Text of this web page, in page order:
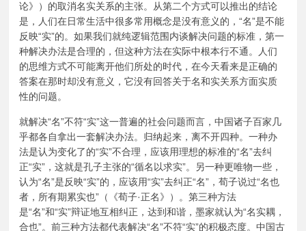
论》）的取消名实关系的主张。从第二个方式可以推出的结论
是，人们在日常生活中很多常用概念是没有意义的，“名”是不能
反映“实”的。如果我们就纯逻辑范围内谈解决问题的标准，第一
种解决办法是合理的，但这种方法在实际中根本行不通。人们
的思维方式不可能离开他们所处的时代，在今天看来是正确的
答案在那时却没有意义，它没有回答关于名和实关系方面实质
性的问题。
就解决“名”不符“实”这一普遍的社会问题而言，中国诸子百家几
乎都各自拿出一套解决办法。归纳起来，离不开四种。一种办
法是认为变化了的“实”不合理，应该用理想的标准的“名”去纠
正“实”，这就是孔子主张的“循名以求实”。另一种更唯物一些，
认为“名”是反映“实”的，应该用“实”去纠正“名”，荀子说过“名也
者，所有期累实也”（《荀子·正名》）。第三种方法
是“名”和“实”辩证地互相纠正，达到和谐，墨家就认为“名实耦，
合也”。前三种方法都代表解决“名”不符“实”的积极态度。中国古